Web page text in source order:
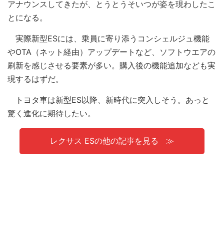
アナウンスしてきたが、とうとうそいつが姿を現わしたこ
とになる。
実際新型ESには、乗員に寄り添うコンシェルジュ機能
やOTA（ネット経由）アップデートなど、ソフトウエアの
刷新を感じさせる要素が多い。購入後の機能追加なども実
現するはずだ。
トヨタ車は新型ES以降、新時代に突入しそう。あっと
驚く進化に期待したい。
レクサス ESの他の記事を見る